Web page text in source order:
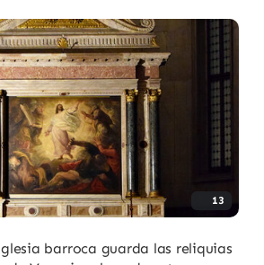
13
barroca guarda las reliquias